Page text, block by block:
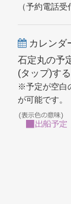
（予約電話
カレンダ
石定丸の予
(タップ)す
※予定が空白
が可能です。